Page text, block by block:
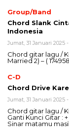
Group/Band
Chord Slank
Indonesia
Jumat, 31 Januari 2025
Chord gitar lagu /
Married 2) – (
C-D
Chord Drive
Jumat, 31 Januari 2025 -
Chord gitar lagu /
Ganti Kunci
Sinar matamu